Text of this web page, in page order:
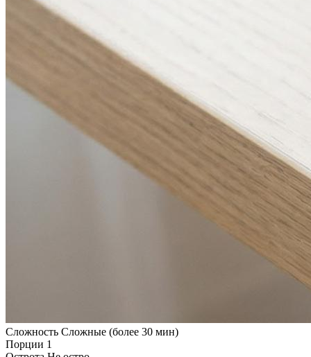
Сложность Сложные (более 30 мин)
Порции 1